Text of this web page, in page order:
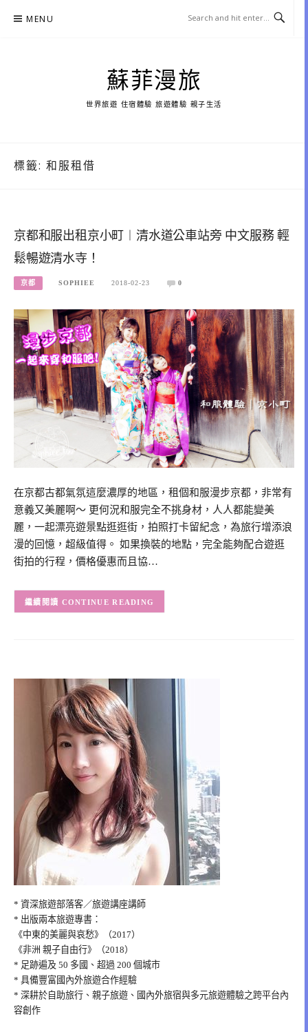
MENU
蘇菲漫旅
世界旅遊 住宿體驗 旅遊體驗 親子生活
標籤: 和服租借
京都和服出租京小町︱清水道公車站旁 中文服務 輕
鬆暢遊清水寺！
京都 SOPHIEE 2018-02-23 0
在京都古都氣氛這麼濃厚的地區，租個和服漫步京都，非常有
意義又美麗啊～ 更何況和服完全不挑身材，人人都能變美
麗，一起漂亮遊景點逛逛街，拍照打卡留紀念，為旅行增添浪
漫的回憶，超級值得。 如果換裝的地點，完全能夠配合遊逛
街拍的行程，價格優惠而且協…
CONTINUE READING
* 資深旅遊部落客／旅遊講座講師
* 出版兩本旅遊專書：
《中東的美麗與哀愁》（2017）
《非洲 親子自由行》（2018）
* 足跡遍及 50 多國、超過 200 個城市
* 具備豐富國內外旅遊合作經驗
* 深耕於自助旅行、親子旅遊、國內外旅宿與多元旅遊體驗之跨平台內
容創作